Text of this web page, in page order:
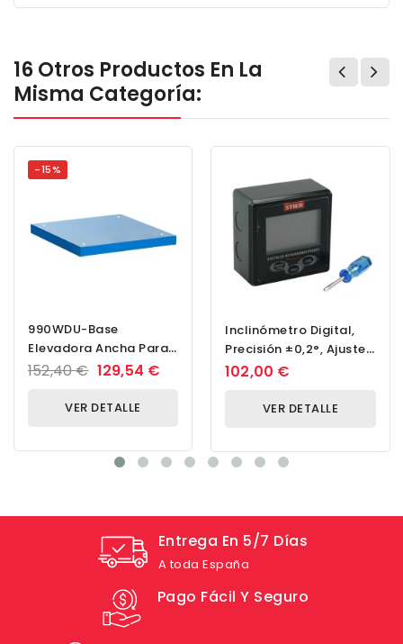
16 Otros Productos En La
Misma Categoría:
-15%
990WDU-Base
Elevadora Ancha Para
Armario Modular-90
152,40 € 129,54 €
VER DETALLE
Inclinómetro Digital,
Precisión ±0,2°, Ajuste
De Ángulo 4 X 90°
102,00 €
VER DETALLE
Entrega En 5/7 Días
A toda España
Pago Fácil Y Seguro